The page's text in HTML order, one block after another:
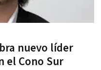
nuevo líder
el Cono Sur